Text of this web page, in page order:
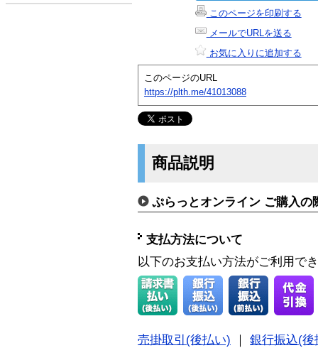
このページを印刷する
メールでURLを送る
お気に入りに追加する
このページのURL
https://plth.me/41013088
商品説明
ぷらっとオンライン ご購入の
支払方法について
以下のお支払い方法がご利用で
売掛取引(後払い)
銀行振込(後